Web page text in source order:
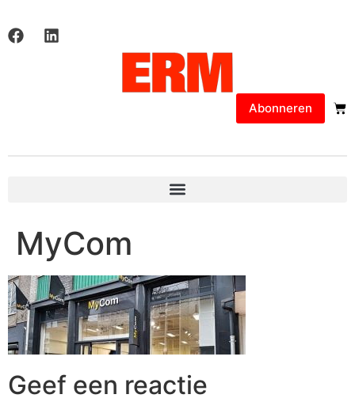
Abonneren
MyCom
Geef een reactie